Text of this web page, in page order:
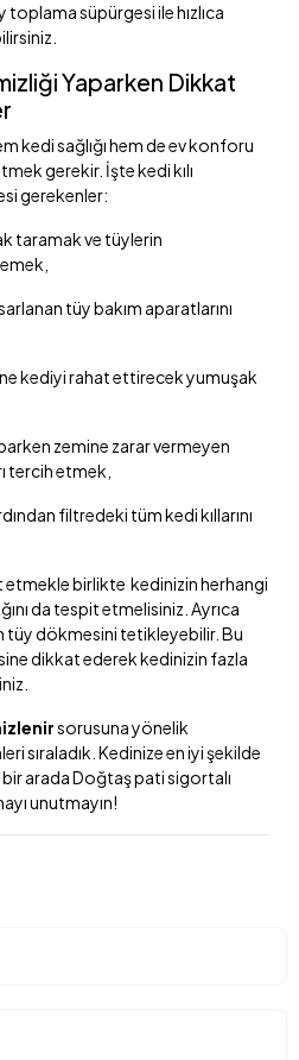
süpürgesi ile hızlıca
Yaparken Dikkat
kedi sağlığı hem de ev konforu
gerekir. İşte kedi kılı
gerekenler:
taramak ve tüylerin
tüy bakım aparatlarını
kediyi rahat ettirecek yumuşak
zemine zarar vermeyen
tercih etmek,
filtredeki tüm kedi kıllarını
etmekle birlikte kedinizin herhangi
da tespit etmelisiniz. Ayrıca
tüy dökmesini tetikleyebilir. Bu
dikkat ederek kedinizin fazla
sorusuna yönelik
sıraladık. Kedinize en iyi şekilde
arada Doğtaş pati sigortalı
unutmayın!